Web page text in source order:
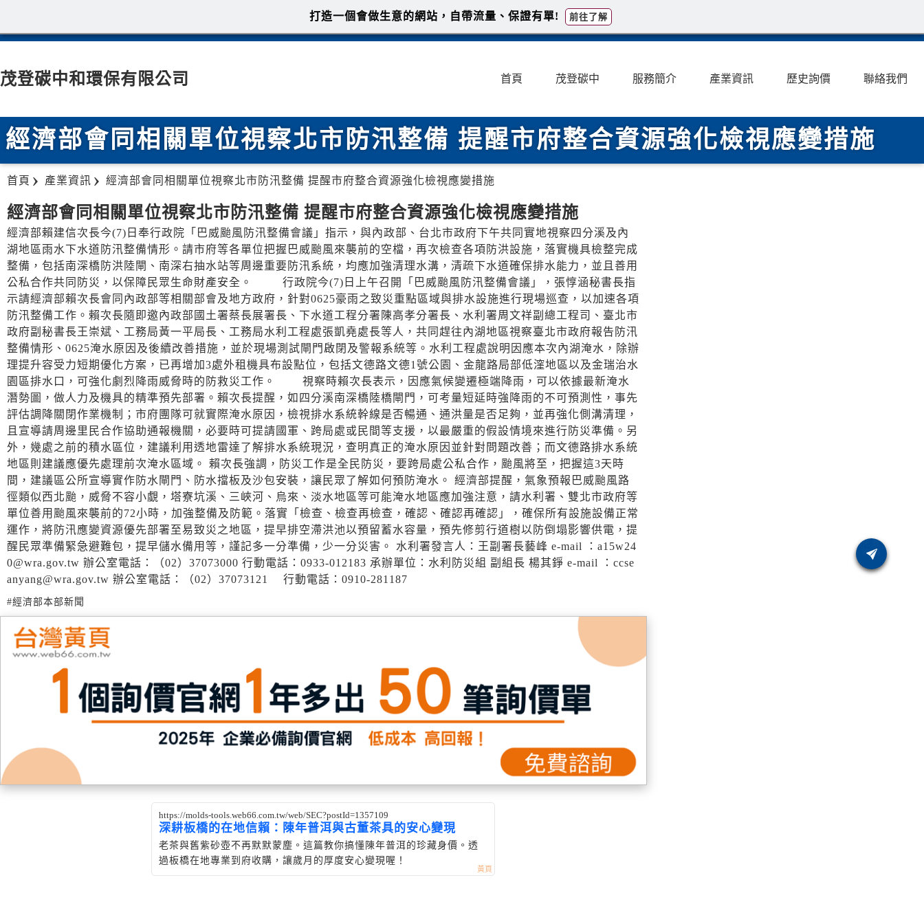
茂登碳中和環保有限公司 首頁 茂登碳中 服務簡介 產業資訊 歷史詢價 聯絡我們
經濟部會同相關單位視察北市防汛整備 提醒市府整合資源強化檢視應變措施
首頁 產業資訊 經濟部會同相關單位視察北市防汛整備 提醒市府整合資源強化檢視應變措施
經濟部會同相關單位視察北市防汛整備 提醒市府整合資源強化檢視應變措施
經濟部賴建信次長今(7)日奉行政院「巴威颱風防汛整備會議」指示，與內政部、台北市政府下午共同實地視察四分溪及內
湖地區雨水下水道防汛整備情形。請市府等各單位把握巴威颱風來襲前的空檔，再次檢查各項防洪設施，落實機具檢整完成
整備，包括南深橋防洪陸閘、南深右抽水站等周邊重要防汛系統，均應加強清理水溝，清疏下水道確保排水能力，並且善用
公私合作共同防災，以保障民眾生命財產安全。 行政院今(7)日上午召開「巴威颱風防汛整備會議」，張惇涵秘書長指
示請經濟部賴次長會同內政部等相關部會及地方政府，針對0625豪雨之致災重點區域與排水設施進行現場巡查，以加速各項
防汛整備工作。賴次長隨即邀內政部國土署蔡長展署長、下水道工程分署陳高孝分署長、水利署周文祥副總工程司、臺北市
政府副秘書長王崇斌、工務局黃一平局長、工務局水利工程處張凱堯處長等人，共同趕往內湖地區視察臺北市政府報告防汛
整備情形、0625淹水原因及後續改善措施，並於現場測試閘門啟閉及警報系統等。水利工程處說明因應本次內湖淹水，除辦
理提升容受力短期優化方案，已再增加3處外租機具布設點位，包括文德路文德1號公園、金龍路局部低漥地區以及金瑞治水
園區排水口，可強化劇烈降雨威脅時的防救災工作。 視察時賴次長表示，因應氣候變遷極端降雨，可以依據最新淹水
潛勢圖，做人力及機具的精準預先部署。賴次長提醒，如四分溪南深橋陸橋閘門，可考量短延時強降雨的不可預測性，事先
評估調降關閉作業機制；市府團隊可就實際淹水原因，檢視排水系統幹線是否暢通、通洪量是否足夠，並再強化側溝清理，
且宣導請周邊里民合作協助通報機關，必要時可提請國軍、跨局處或民間等支援，以最嚴重的假設情境來進行防災準備。另
外，幾處之前的積水區位，建議利用透地雷達了解排水系統現況，查明真正的淹水原因並針對問題改善；而文德路排水系統
地區則建議應優先處理前次淹水區域。 賴次長強調，防災工作是全民防災，要跨局處公私合作，颱風將至，把握這3天時
間，建議區公所宣導實作防水閘門、防水擋板及沙包安裝，讓民眾了解如何預防淹水。 經濟部提醒，氣象預報巴威颱風路
徑類似西北颱，威脅不容小覷，塔寮坑溪、三峽河、烏來、淡水地區等可能淹水地區應加強注意，請水利署、雙北市政府等
單位善用颱風來襲前的72小時，加強整備及防範。落實「檢查、檢查再檢查，確認、確認再確認」，確保所有設施設備正常
運作，將防汛應變資源優先部署至易致災之地區，提早排空滯洪池以預留蓄水容量，預先修剪行道樹以防倒塌影響供電，提
醒民眾準備緊急避難包，提早儲水備用等，謹記多一分準備，少一分災害。 水利署發言人：王副署長藝峰 e-mail ：a15w24
0@wra.gov.tw 辦公室電話：（02）37073000 行動電話：0933-012183 承辦單位：水利防災組 副組長 楊其錚 e-mail ：ccse
anyang@wra.gov.tw 辦公室電話：（02）37073121 行動電話：0910-281187
#經濟部本部新聞
https://molds-tools.web66.com.tw/web/SEC?postId=1357109
深耕板橋的在地信賴：陳年普洱與古董茶具的安心變現
老茶與舊紫砂壺不再默默蒙塵。這篇教你搞懂陳年普洱的珍藏身價。透
過板橋在地專業到府收購，讓歲月的厚度安心變現喔！
打造一個會做生意的網站，自帶流量、保證有單! 前往了解